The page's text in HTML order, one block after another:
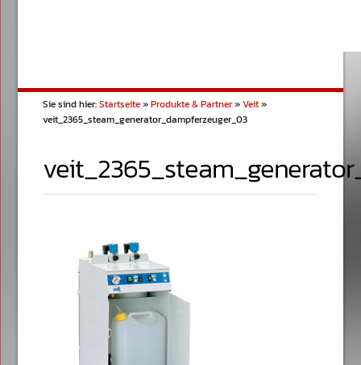
Sie sind hier:Startseite»Produkte & Partner»Veit»
veit_2365_steam_generator_dampferzeuger_03